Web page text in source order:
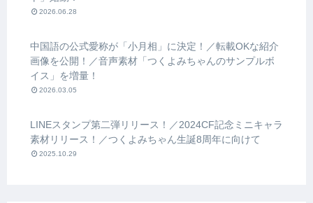
2026.06.28
中国語の公式愛称が「小月相」に決定！／転載OKな紹介
画像を公開！／音声素材「つくよみちゃんのサンプルボ
イス」を増量！
2026.03.05
LINEスタンプ第二弾リリース！／2024CF記念ミニキャラ
素材リリース！／つくよみちゃん生誕8周年に向けて
2025.10.29